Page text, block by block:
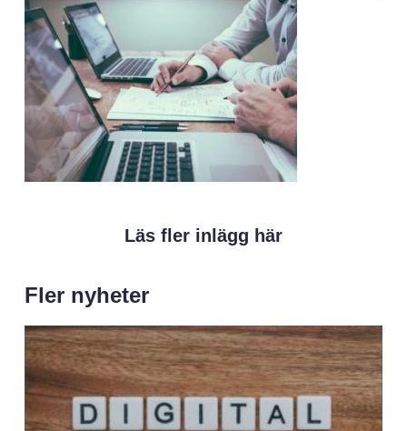
Läs fler inlägg här
Fler nyheter